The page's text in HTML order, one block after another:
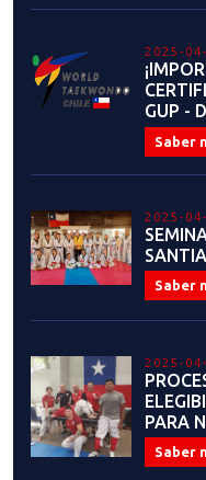
2025-
GUP -
Saber
2025-
Saber
2025-
PARA
Saber